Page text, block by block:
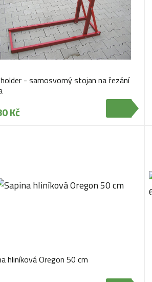
- samosvorný stojan na řezání
Kč
hliníková Oregon 50 cm